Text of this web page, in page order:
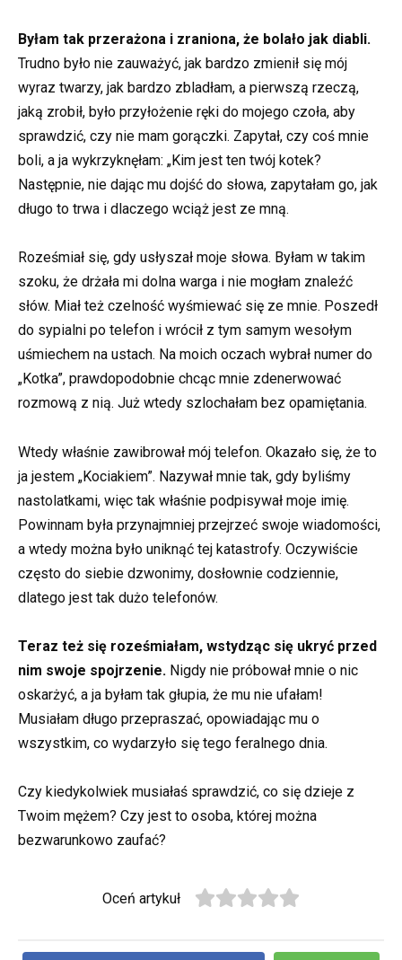
Byłam tak przerażona i zraniona, że bolało jak diabli.
Trudno było nie zauważyć, jak bardzo zmienił się mój
wyraz twarzy, jak bardzo zbladłam, a pierwszą rzeczą,
jaką zrobił, było przyłożenie ręki do mojego czoła, aby
sprawdzić, czy nie mam gorączki. Zapytał, czy coś mnie
boli, a ja wykrzyknęłam: „Kim jest ten twój kotek?
Następnie, nie dając mu dojść do słowa, zapytałam go, jak
długo to trwa i dlaczego wciąż jest ze mną.
Roześmiał się, gdy usłyszał moje słowa. Byłam w takim
szoku, że drżała mi dolna warga i nie mogłam znaleźć
słów. Miał też czelność wyśmiewać się ze mnie. Poszedł
do sypialni po telefon i wrócił z tym samym wesołym
uśmiechem na ustach. Na moich oczach wybrał numer do
„Kotka”, prawdopodobnie chcąc mnie zdenerwować
rozmową z nią. Już wtedy szlochałam bez opamiętania.
Wtedy właśnie zawibrował mój telefon. Okazało się, że to
ja jestem „Kociakiem”. Nazywał mnie tak, gdy byliśmy
nastolatkami, więc tak właśnie podpisywał moje imię.
Powinnam była przynajmniej przejrzeć swoje wiadomości,
a wtedy można było uniknąć tej katastrofy. Oczywiście
często do siebie dzwonimy, dosłownie codziennie,
dlatego jest tak dużo telefonów.
Teraz też się roześmiałam, wstydząc się ukryć przed
nim swoje spojrzenie. Nigdy nie próbował mnie o nic
oskarżyć, a ja byłam tak głupia, że mu nie ufałam!
Musiałam długo przepraszać, opowiadając mu o
wszystkim, co wydarzyło się tego feralnego dnia.
Czy kiedykolwiek musiałaś sprawdzić, co się dzieje z
Twoim mężem? Czy jest to osoba, której można
bezwarunkowo zaufać?
Oceń artykuł